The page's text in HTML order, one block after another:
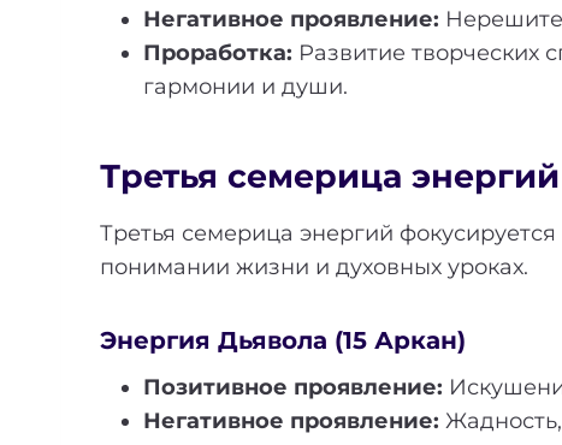
Негативное проявление:
Проработка: Развитие творческих
гармонии и души.
Третья семерица энергий
Третья семерица энергий
понимании жизни и духовных уроках.
Энергия Дьявола (15 Аркан)
Позитивное проявление:
Негативное проявление: